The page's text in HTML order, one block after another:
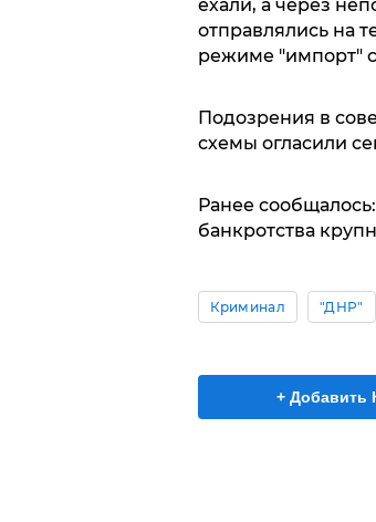
ехали, а через
отправлялись на
режиме "импорт"
Подозрения в
схемы огласили
Ранее
банкротства
Криминал "ДНР"
+ Добавить